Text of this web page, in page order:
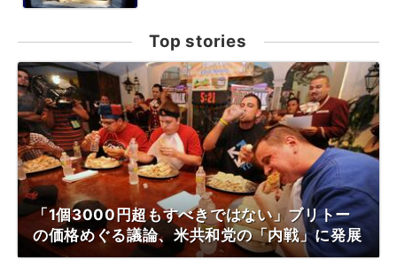
Top stories
「1個3000円超もすべきではない」ブリトー
の価格めぐる議論、米共和党の「内戦」に発展